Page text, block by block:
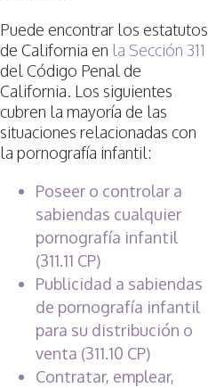
Puede encontrar los estatutos
de California en la Sección 311
del Código Penal de
California. Los siguientes
cubren la mayoría de las
situaciones relacionadas con
la pornografía infantil:
Poseer o controlar a
sabiendas cualquier
pornografía infantil
(311.11 CP)
Publicidad a sabiendas
de pornografía infantil
para su distribución o
venta (311.10 CP)
Contratar, emplear,